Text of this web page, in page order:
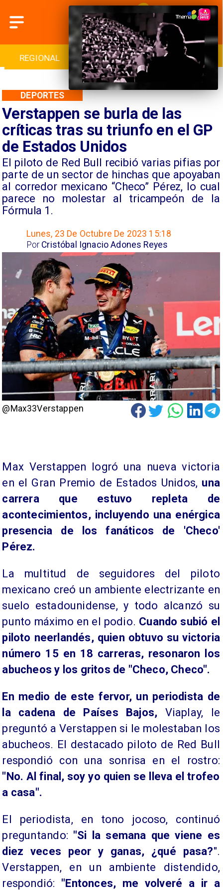
INTERNACIONAL DEPORTES CULTURA
Verstappen se burla de las
críticas tras su triunfo en el GP
de Estados Unidos
​El piloto de Red Bull recibió varias pifias por
parte de un sector de hinchas que apoyaban
al corredor mexicano “Checo” Pérez, lo cual
parece no molestar al tricampeón de la
Fórmula 1.
DEPORTES
Lunes, 23 De Octubre De 2023 15:18
Cristóbal Ignacio Adones Reyes
Por
@Max33Verstappen
Max Verstappen logró una nueva victoria
en el Gran Premio de Estados Unidos, una
carrera que estuvo repleta de
acontecimientos, incluyendo una enérgica
presencia de los fanáticos de 'Checo'
Pérez.
La multitud de seguidores del piloto
mexicano creó un ambiente electrizante en
suelo estadounidense, y todo alcanzó su
punto máximo en el podio. Cuando subió el
piloto neerlandés, quien obtuvo su victoria
número 15 en 18 carreras, resonaron los
abucheos y los gritos de "Checo, Checo".
En medio de este fervor, un periodista de
la cadena de Países Bajos, Viaplay, le
preguntó a Verstappen si le molestaban los
abucheos. El destacado piloto de Red Bull
respondió con una sonrisa en el rostro:
"No. Al final, soy yo quien se lleva el trofeo
a casa".
El periodista, en tono jocoso, continuó
preguntando: "Si la semana que viene es
diez veces peor y ganas, ¿qué pasa?".
Verstappen, en un ambiente distendido,
respondió: "Entonces, me volveré a ir a